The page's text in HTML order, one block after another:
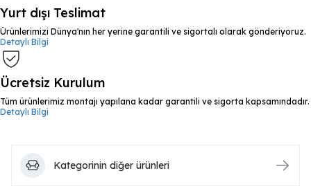
Yurt dışı Teslimat
Ürünlerimizi Dünya'nın her yerine garantili ve sigortalı olarak gönderiyoruz.
Detaylı Bilgi
Ücretsiz Kurulum
Tüm ürünlerimiz montajı yapılana kadar garantili ve sigorta kapsamındadır.
Detaylı Bilgi
Kategorinin diğer ürünleri